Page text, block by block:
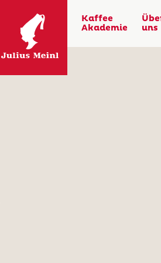
Kaffee
Akademie
uns